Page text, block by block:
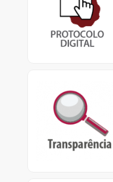
documentos enviados
TCESP.
Portal da
do TCESP e Portal
Transparência